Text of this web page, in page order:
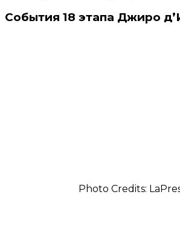
События 18 этапа Джиро
Photo Credits: